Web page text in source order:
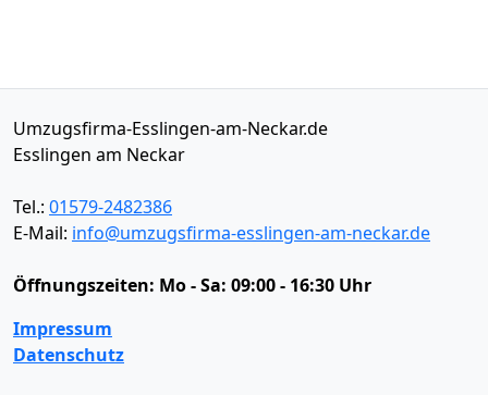
Umzugsfirma-Esslingen-am-Neckar.de
Esslingen am Neckar
Tel.: 01579-2482386
E-Mail: info@umzugsfirma-esslingen-am-neckar.de
Öffnungszeiten: Mo - Sa: 09:00 - 16:30 Uhr
Impressum
Datenschutz